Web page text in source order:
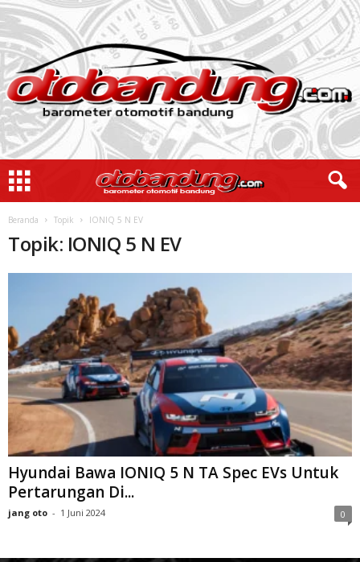
Beranda Topik IONIQ 5 N EV
Topik: IONIQ 5 N EV
Hyundai Bawa IONIQ 5 N TA Spec EVs Untuk
Pertarungan Di...
jang oto - 1 Juni 2024 0